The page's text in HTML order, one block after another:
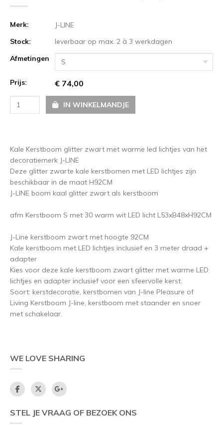
Merk:
J-LINE
Stock:
leverbaar op max. 2 à 3 werkdagen
Afmetingen
S
Prijs: € 74,00
IN WINKELMANDJE
Kale Kerstboom glitter zwart met warme led lichtjes van het
decoratiemerk J-LINE
Deze glitter zwarte kale kerstbomen met LED lichtjes zijn
beschikbaar in de maat H92CM
J-LINE boom kaal glitter zwart als kerstboom
afm Kerstboom S met 30 warm wit LED licht L53xB48xH92CM
J-Line kerstboom zwart met hoogte 92CM
Kale kerstboom met LED lichtjes inclusief en 3 meter draad +
adapter
Kies voor deze kale kerstboom zwart glitter met warme LED
lichtjes en adapter inclusief voor een sfeervolle kerst.
Soort: kerstdecoratie, kerstbomen van J-line Pleasure of
Living Kerstboom J-line, kerstboom met staander en snoer
met schakelaar.
WE LOVE SHARING
STEL JE VRAAG OF BEZOEK ONS